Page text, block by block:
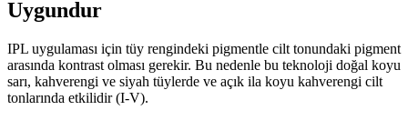
Uygundur
IPL uygulaması için tüy rengindeki pigmentle cilt tonundaki pigment
arasında kontrast olması gerekir. Bu nedenle bu teknoloji doğal koyu
sarı, kahverengi ve siyah tüylerde ve açık ila koyu kahverengi cilt
tonlarında etkilidir (I-V).